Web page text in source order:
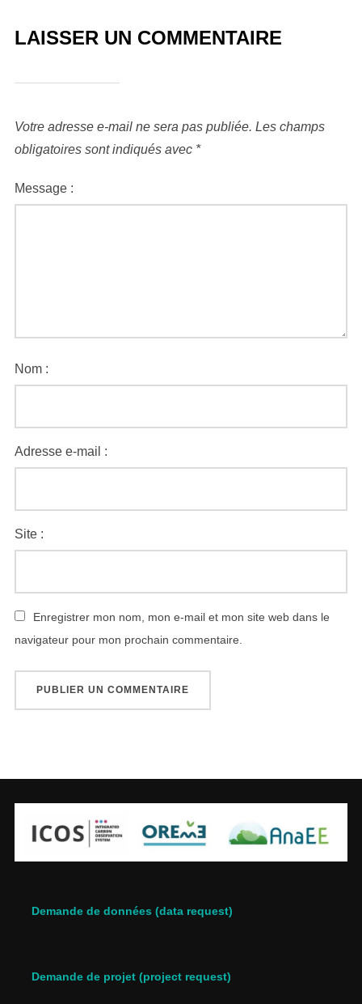
LAISSER UN COMMENTAIRE
Votre adresse e-mail ne sera pas publiée. Les champs
obligatoires sont indiqués avec *
Message :
Nom :
Adresse e-mail :
Site :
Enregistrer mon nom, mon e-mail et mon site web dans le
navigateur pour mon prochain commentaire.
Demande de données (data request)
Demande de projet (project request)